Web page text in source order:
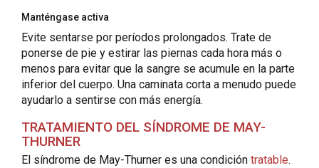
Manténgase activa
Evite sentarse por períodos prolongados. Trate de
ponerse de pie y estirar las piernas cada hora más o
menos para evitar que la sangre se acumule en la parte
inferior del cuerpo. Una caminata corta a menudo puede
ayudarlo a sentirse con más energía.
TRATAMIENTO DEL SÍNDROME DE MAY-
THURNER
El síndrome de May-Thurner es una condicióntratable.